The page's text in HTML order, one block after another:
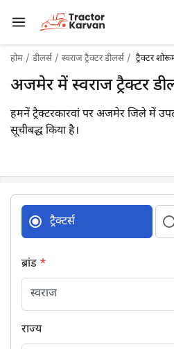
होम डीलर्स स्वराज ट्रैक्टर डीलर्स ट्रैक्टर
अजमेर में स्वराज ट्रैक्टर
हमनें ट्रैक्टरकारवां पर अजमेर जिले में
सूचीबद्ध किया है।
ट्रैक्टर्स
ब्रांड *
राज्य